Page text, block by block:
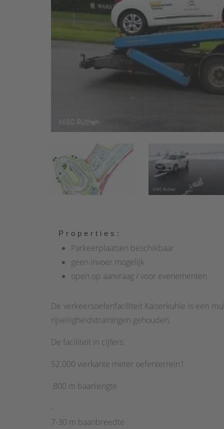
Properties:
Parkeerplaatsen beschikbaar
geen invoer mogelijk
open op aanvraag / voor evenementen
De verkeersoefenfaciliteit Kaiserkuhle is een
rijveiligheidstrainingen gehouden.
De faciliteit in cijfers:
52.000 vierkante meter oefenterrein1
.800 m baanlengte
-
7-30 m baanbreedte